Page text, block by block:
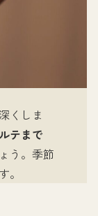
くしま
テまで
う。季節
。